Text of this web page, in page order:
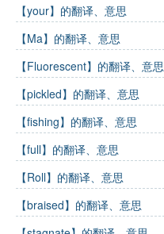
【your】的翻译、意思
【Ma】的翻译、意思
【Fluorescent】的翻译、意思
【pickled】的翻译、意思
【fishing】的翻译、意思
【full】的翻译、意思
【Roll】的翻译、意思
【braised】的翻译、意思